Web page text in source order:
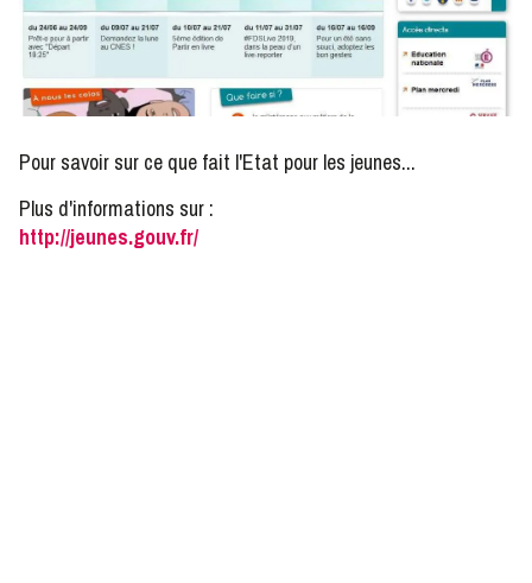
Pour savoir sur ce que fait l'Etat pour les jeunes...
Plus d'informations sur :
http://jeunes.gouv.fr/